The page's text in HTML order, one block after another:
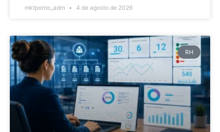
mktponto_adm 4 de agosto de 2026
RH